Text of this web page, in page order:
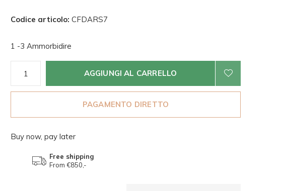
Codice articolo: CFDARS7
1 -3 Ammorbidire
AGGIUNGI AL CARRELLO
PAGAMENTO DIRETTO
Buy now, pay later
Free shipping
From €850,-